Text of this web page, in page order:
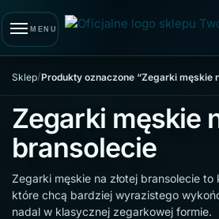
MENU
Sklep/Produkty oznaczone “Zegarki męskie
Zegarki męskie
bransolecie
Zegarki męskie na złotej bransolecie to
które chcą bardziej wyrazistego
nadal w klasycznej zegarkowej formie.